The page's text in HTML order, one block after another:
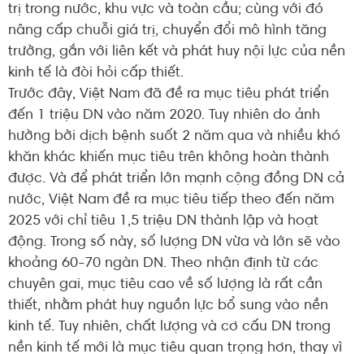
trị trong nước, khu vực và toàn cầu; cùng với đó
nâng cấp chuỗi giá trị, chuyển đổi mô hình tăng
trưởng, gắn với liên kết và phát huy nội lực của nền
kinh tế là đòi hỏi cấp thiết.
Trước đây, Việt Nam đã đề ra mục tiêu phát triển
đến 1 triệu DN vào năm 2020. Tuy nhiên do ảnh
hưởng bởi dịch bệnh suốt 2 năm qua và nhiều khó
khăn khác khiến mục tiêu trên không hoàn thành
được. Và để phát triển lớn mạnh cộng đồng DN cả
nước, Việt Nam đề ra mục tiêu tiếp theo đến năm
2025 với chỉ tiêu 1,5 triệu DN thành lập và hoạt
động. Trong số này, số lượng DN vừa và lớn sẽ vào
khoảng 60-70 ngàn DN. Theo nhận định từ các
chuyên gai, mục tiêu cao về số lượng là rất cần
thiết, nhằm phát huy nguồn lực bổ sung vào nền
kinh tế. Tuy nhiên, chất lượng và cơ cấu DN trong
nền kinh tế mới là mục tiêu quan trọng hơn, thay vì